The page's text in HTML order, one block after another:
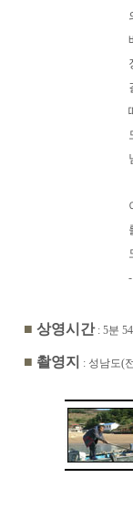
■ 상영시간: 5분
■ 촬영지 : 성남도(